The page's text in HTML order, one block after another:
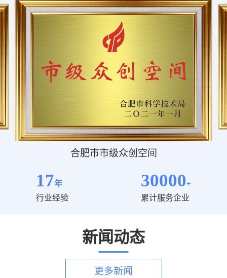
合肥市市级众创空间
17年
行业经验
30000+
累计服务企业
新闻动态
更多新闻